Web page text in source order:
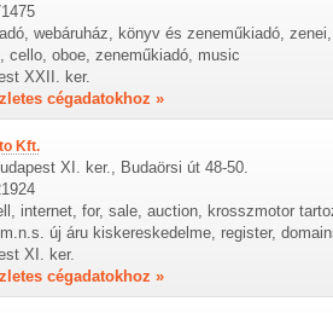
webáruház, könyv és zeneműkiadó,
cello, oboe, zeneműkiadó, music
XXII. ker.
cégadatokhoz »
Kft.
XI. ker., Budaörsi út 48-50.
internet, for, sale, auction, krosszmotor
új áru kiskereskedelme, register,
XI. ker.
cégadatokhoz »